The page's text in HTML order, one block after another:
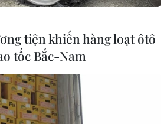
được giới thiệu tại
Nam ở Thái
tiện khiến hàng loạt ôtô
tốc Bắc-Nam